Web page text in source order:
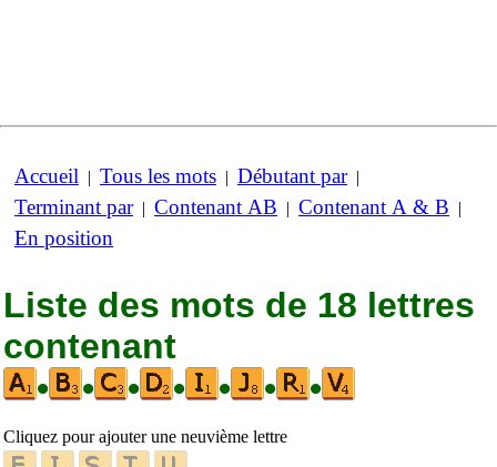
Accueil | Tous les mots | Débutant par|
Terminant par| Contenant AB | Contenant A & B |
En position
Liste des mots de 18 lettres
contenant
•
• • • • • •
Cliquez pour ajouter une neuvième lettre